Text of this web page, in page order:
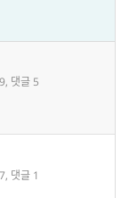
댓글 5
댓글 1